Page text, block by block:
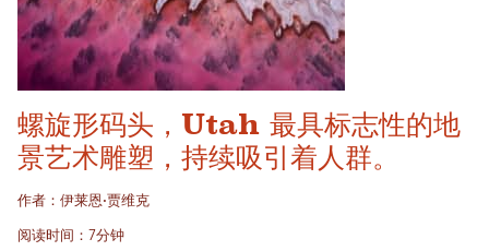
螺旋形码头，Utah 最具标志性的地
景艺术雕塑，持续吸引着人群。
作者：伊莱恩·贾维克
阅读时间：7分钟